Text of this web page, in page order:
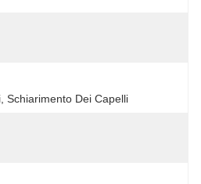
Schiarimento Dei Capelli